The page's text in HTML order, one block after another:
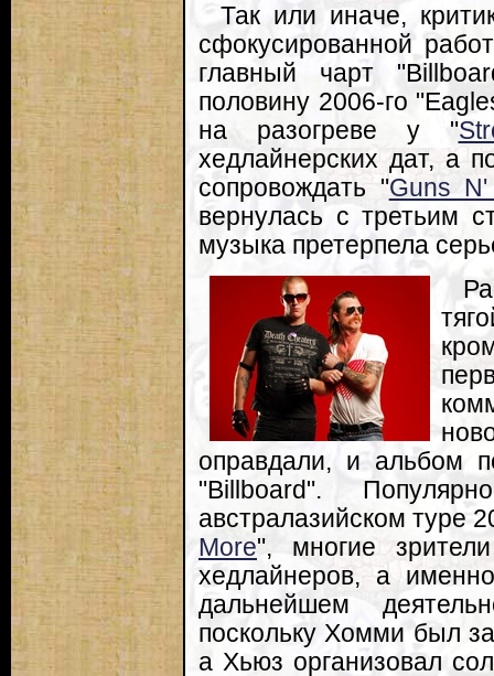
Так или иначе,
сфокусированной
главный чарт
половину 2006-го
на разогреве у "
хедлайнерских дат, а
сопровождать "Guns
вернулась с третьим
музыка претерпела
оправдали, и альбом
"Billboard".
австралазийском туре
More", многие
хедлайнеров, а
дальнейшем
поскольку Хомми был
а Хьюз организовал